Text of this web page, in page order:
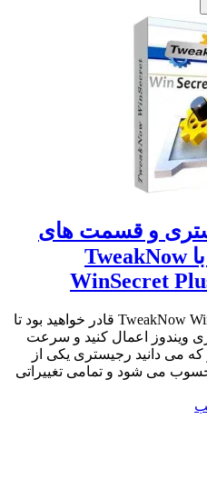
و قسمت های
مخفی ویندوز 10 و 11 با TweakNow
WinSecret
با دانلود و نصب نرم افزار TweakNow WinSecret قادر خواهید بود تا
ویندوز اعمال کنید و سرعت
می دانید رجیستری یکی از
می شود و تمامی تغییراتی